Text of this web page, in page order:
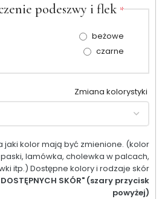
podeszwy i flek *
beżowe
czarne
Zmiana kolorystyki
jaki kolor mają być zmienione. (kolor
lamówka, cholewka w palcach,
itp.) Dostępne kolory i rodzaje skór
DOSTĘPNYCH SKÓR" (szary przycisk
powyżej)